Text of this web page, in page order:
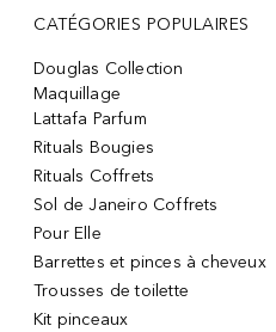
CATÉGORIES POPULAIRES
Douglas Collection
Maquillage
Lattafa Parfum
Rituals Bougies
Rituals Coffrets
Sol de Janeiro Coffrets
Pour Elle
Barrettes et pinces à cheveux
Trousses de toilette
Kit pinceaux